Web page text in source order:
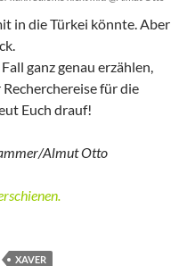
in die Türkei könnte. Aber
ganz genau erzählen,
für die
Euch drauf!
Almut Otto
XAVER